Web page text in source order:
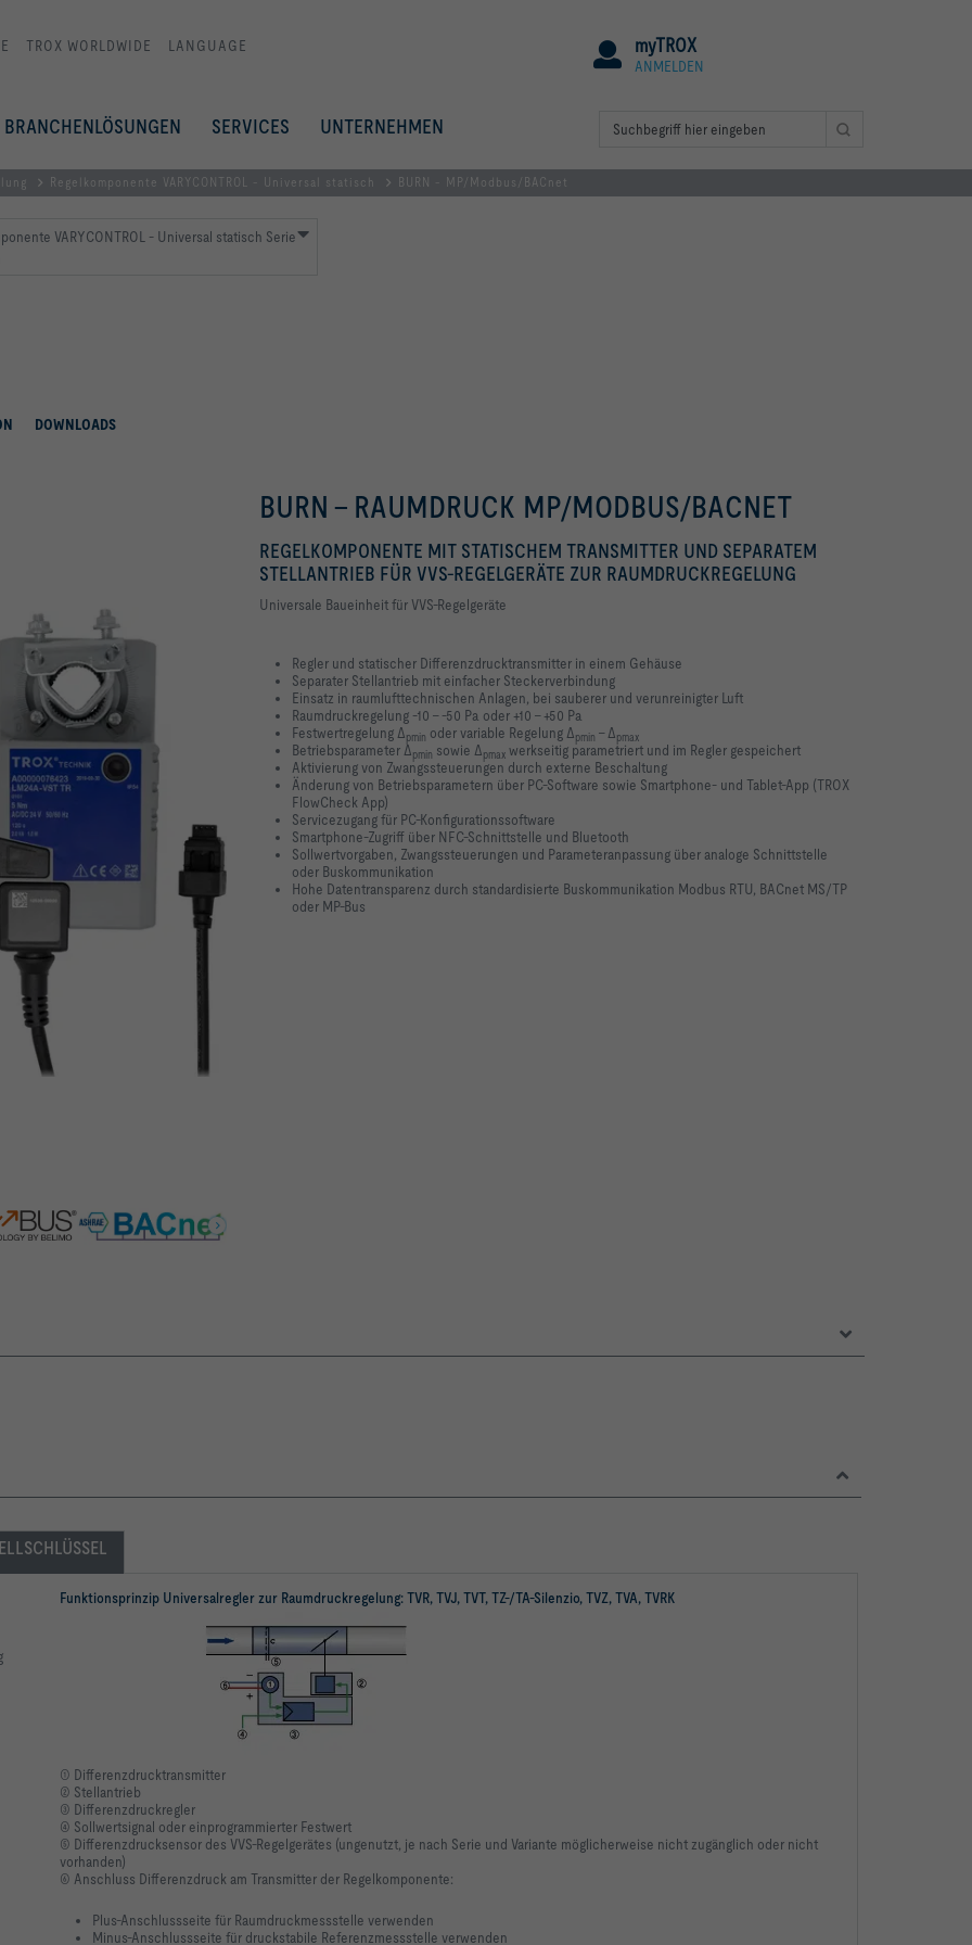
TROX WORLDWIDE LANGUAGE myTROX
ANMELDEN
BRANCHENLÖSUNGEN SERVICES UNTERNEHMEN
Regelkomponente VARYCONTROL - Universal statisch BURN - MP/Modbus/BACnet
VARYCONTROL - Universal statisch Serie
DOWNLOADS
BURN - RAUMDRUCK MP/MODBUS/BACNET
REGELKOMPONENTE MIT STATISCHEM TRANSMITTER UND SEPARATEM
STELLANTRIEB FÜR VVS-REGELGERÄTE ZUR RAUMDRUCKREGELUNG
Universale Baueinheit für VVS-Regelgeräte
Regler und statischer Differenzdrucktransmitter in einem Gehäuse
Separater Stellantrieb mit einfacher Steckerverbindung
Einsatz in raumlufttechnischen Anlagen, bei sauberer und verunreinigter Luft
Raumdruckregelung -10 – -50 Pa oder +10 – +50 Pa
Festwertregelung Δpmin oder variable Regelung Δpmin – Δpmax
Betriebsparameter Δpmin sowie Δpmax werkseitig parametriert und im Regler gespeichert
Aktivierung von Zwangssteuerungen durch externe Beschaltung
Änderung von Betriebsparametern über PC-Software sowie Smartphone- und Tablet-App (TROX
FlowCheck App)
Servicezugang für PC-Konfigurationssoftware
Smartphone-Zugriff über NFC-Schnittstelle und Bluetooth
Sollwertvorgaben, Zwangssteuerungen und Parameteranpassung über analoge Schnittstelle
oder Buskommunikation
Hohe Datentransparenz durch standardisierte Buskommunikation Modbus RTU, BACnet MS/TP
oder MP-Bus
Funktionsprinzip Universalregler zur Raumdruckregelung: TVR, TVJ, TVT, TZ-/TA-Silenzio, TVZ, TVA, TVRK
① Differenzdrucktransmitter
② Stellantrieb
③ Differenzdruckregler
④ Sollwertsignal oder einprogrammierter Festwert
⑤ Differenzdrucksensor des VVS-Regelgerätes (ungenutzt, je nach Serie und Variante möglicherweise nicht zugänglich oder nicht
vorhanden)
⑥ Anschluss Differenzdruck am Transmitter der Regelkomponente:
Plus-Anschlussseite für Raumdruckmessstelle verwenden
Minus-Anschlussseite für druckstabile Referenzmessstelle verwenden